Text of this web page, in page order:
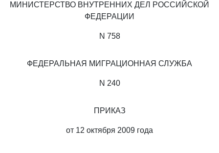
МИНИСТЕРСТВО ВНУТРЕННИХ ДЕЛ РОССИЙСКОЙ
ФЕДЕРАЦИИ
N 758
ФЕДЕРАЛЬНАЯ МИГРАЦИОННАЯ СЛУЖБА
N 240
ПРИКАЗ
от 12 октября 2009 года